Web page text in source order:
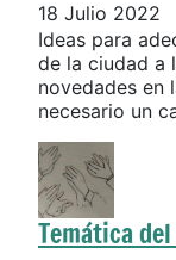
18 Julio 2022
Ideas para
de la ciudad a
novedades en
necesario un
Temática